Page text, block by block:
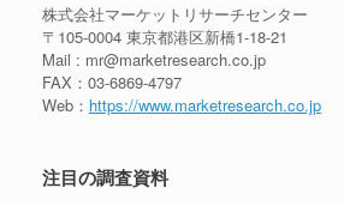
株式会社マーケットリサーチセンター
〒105-0004 東京都港区新橋1-18-21
Mail : mr@marketresearch.co.jp
FAX：03-6869-4797
Web： https://www.marketresearch.co.jp
注目の調査資料